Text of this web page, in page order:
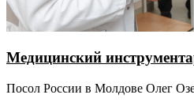
Медицинский
Посол России в Молдове Олег